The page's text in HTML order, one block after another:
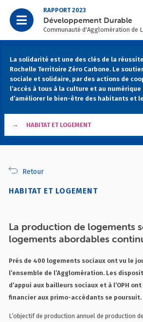
RAPPORT 2023
Développement Durable
Communauté d'Agglomération de
La solidarité est une des clés de la
Rochelle Territoire Zéro Carbone. Le
sociale et solidaire, par des actions de
l’accès à tous à la culture et au
d’améliorer le bien-être des habitants et
→ HABITAT ET LOGEMENT
Retour
HABITAT ET LOGEMENT
La production de logements
logements abordables
Prés de 400 logements sociaux ont vu le
l’ensemble de l’Agglomération. Les
d’appui aux bailleurs sociaux et à l’OPH
financier aux primo-accédants se poursuit.
L’objectif de production annuel de production